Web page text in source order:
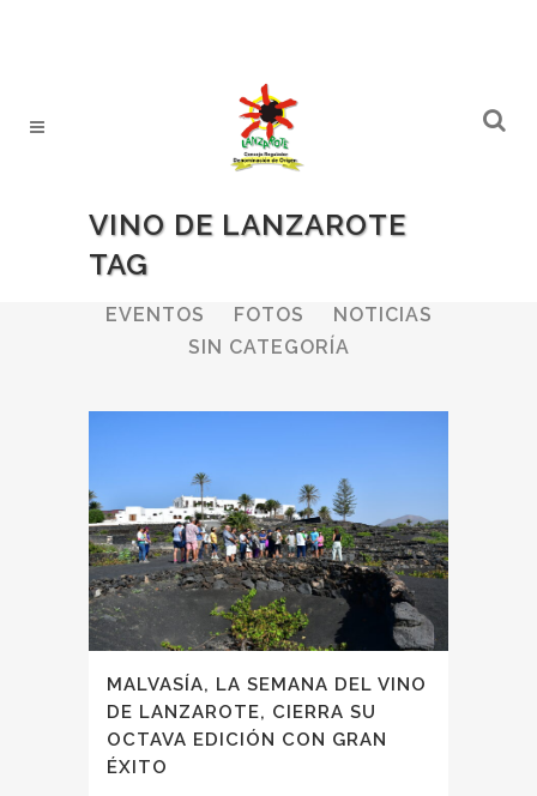
VINO DE LANZAROTE
TAG
ALL
EVENTOS
FOTOS
NOTICIAS
SIN CATEGORÍA
MALVASÍA, LA SEMANA DEL VINO
DE LANZAROTE, CIERRA SU
OCTAVA EDICIÓN CON GRAN
ÉXITO